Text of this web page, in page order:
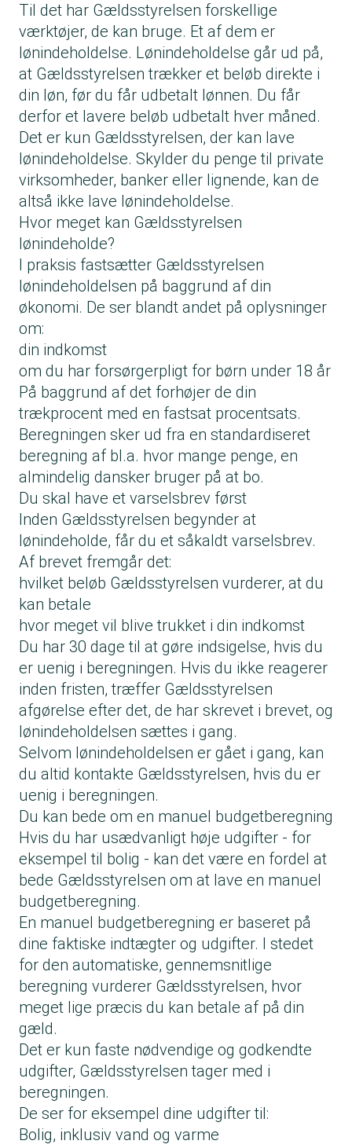
Til det har Gældsstyrelsen forskellige
værktøjer, de kan bruge. Et af dem er
lønindeholdelse. Lønindeholdelse går ud på,
at Gældsstyrelsen trækker et beløb direkte i
din løn, før du får udbetalt lønnen. Du får
derfor et lavere beløb udbetalt hver måned.
Det er kun Gældsstyrelsen, der kan lave
lønindeholdelse. Skylder du penge til private
virksomheder, banker eller lignende, kan de
altså ikke lave lønindeholdelse.
Hvor meget kan Gældsstyrelsen
lønindeholde?
I praksis fastsætter Gældsstyrelsen
lønindeholdelsen på baggrund af din
økonomi. De ser blandt andet på oplysninger
om:
din indkomst
om du har forsørgerpligt for børn under 18 år
På baggrund af det forhøjer de din
trækprocent med en fastsat procentsats.
Beregningen sker ud fra en standardiseret
beregning af bl.a. hvor mange penge, en
almindelig dansker bruger på at bo.
Du skal have et varselsbrev først
Inden Gældsstyrelsen begynder at
lønindeholde, får du et såkaldt varselsbrev.
Af brevet fremgår det:
hvilket beløb Gældsstyrelsen vurderer, at du
kan betale
hvor meget vil blive trukket i din indkomst
Du har 30 dage til at gøre indsigelse, hvis du
er uenig i beregningen. Hvis du ikke reagerer
inden fristen, træffer Gældsstyrelsen
afgørelse efter det, de har skrevet i brevet, og
lønindeholdelsen sættes i gang.
Selvom lønindeholdelsen er gået i gang, kan
du altid kontakte Gældsstyrelsen, hvis du er
uenig i beregningen.
Du kan bede om en manuel budgetberegning
Hvis du har usædvanligt høje udgifter - for
eksempel til bolig - kan det være en fordel at
bede Gældsstyrelsen om at lave en manuel
budgetberegning.
En manuel budgetberegning er baseret på
dine faktiske indtægter og udgifter. I stedet
for den automatiske, gennemsnitlige
beregning vurderer Gældsstyrelsen, hvor
meget lige præcis du kan betale af på din
gæld.
Det er kun faste nødvendige og godkendte
udgifter, Gældsstyrelsen tager med i
beregningen.
De ser for eksempel dine udgifter til:
Bolig, inklusiv vand og varme